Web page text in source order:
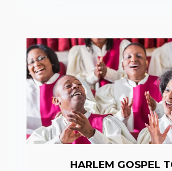
HARLEM GOSPEL